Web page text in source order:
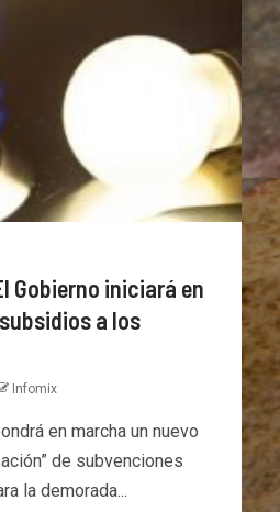
Gobierno iniciará en
a los
Infomix
en marcha un nuevo
de subvenciones
la demorada...